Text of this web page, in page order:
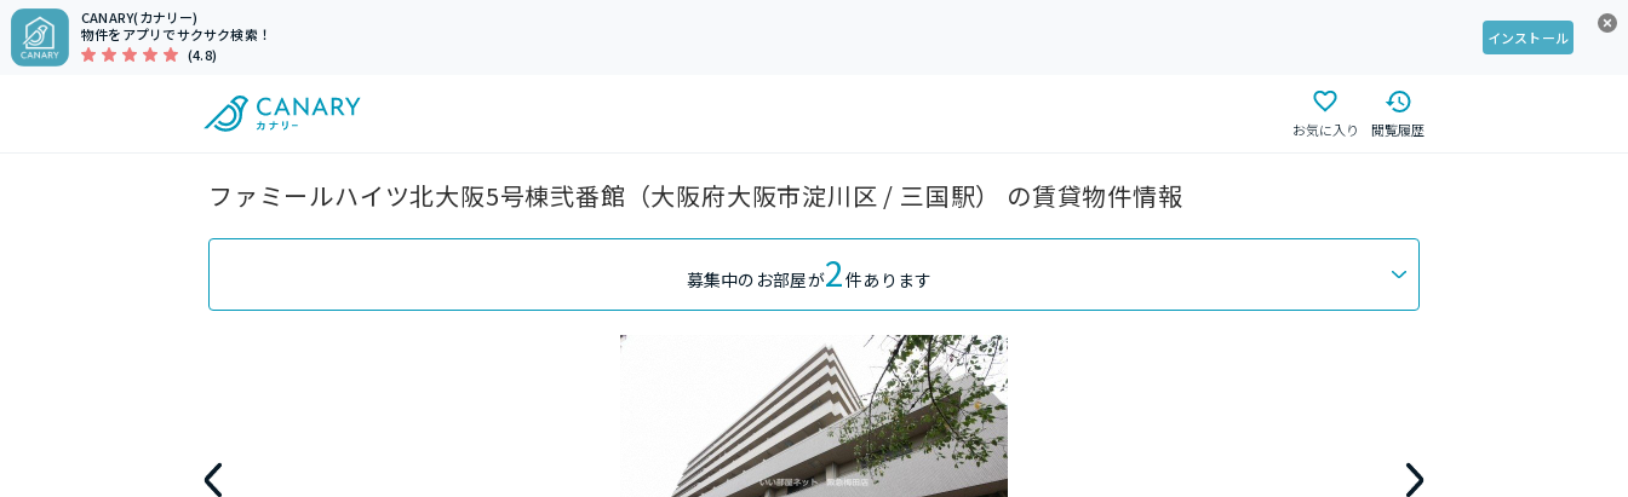
CANARY(カナリー)
物件をアプリでサクサク検索！
(4.8)
インストール
お気に入り 閲覧履歴
ファミールハイツ北大阪5号棟弐番館（大阪府大阪市淀川区 / 三国駅） の賃貸物件情報
募集中のお部屋が2件あります